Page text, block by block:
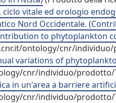
vitale ed orologio
Nord Occidentale.
to phytoplankton
ontology/cnr/individuo/
variations of
cnr/individuo/prodotto/
in un'area a barriere
cnr/individuo/prodotto/